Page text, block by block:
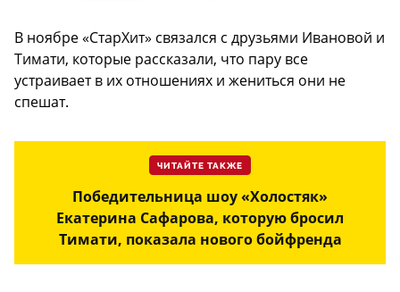
В ноябре «СтарХит» связался с друзьями Ивановой и
Тимати, которые рассказали, что пару все
устраивает в их отношениях и жениться они не
спешат.
ЧИТАЙТЕ ТАКЖЕ
Победительница шоу «Холостяк»
Екатерина Сафарова, которую бросил
Тимати, показала нового бойфренда